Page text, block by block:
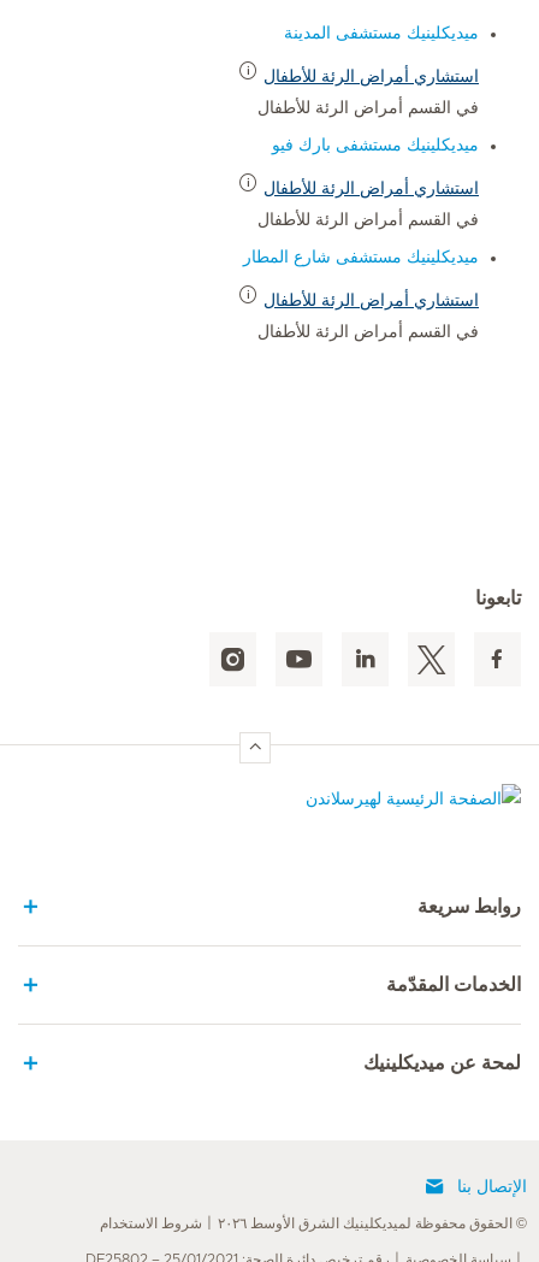
ميديكلينيك مستشفى المدينة
استشاري أمراض الرئة للأطفال
في القسم أمراض الرئة للأطفال
ميديكلينيك مستشفى بارك فيو
استشاري أمراض الرئة للأطفال
في القسم أمراض الرئة للأطفال
ميديكلينيك مستشفى شارع المطار
استشاري أمراض الرئة للأطفال
في القسم أمراض الرئة للأطفال
تابعونا
روابط سريعة
الخدمات المقدّمة
لمحة عن ميديكلينيك
الإتصال بنا
© الحقوق محفوظة لميديكلينيك الشرق الأوسط ٢٠٢٦ شروط الاستخدام